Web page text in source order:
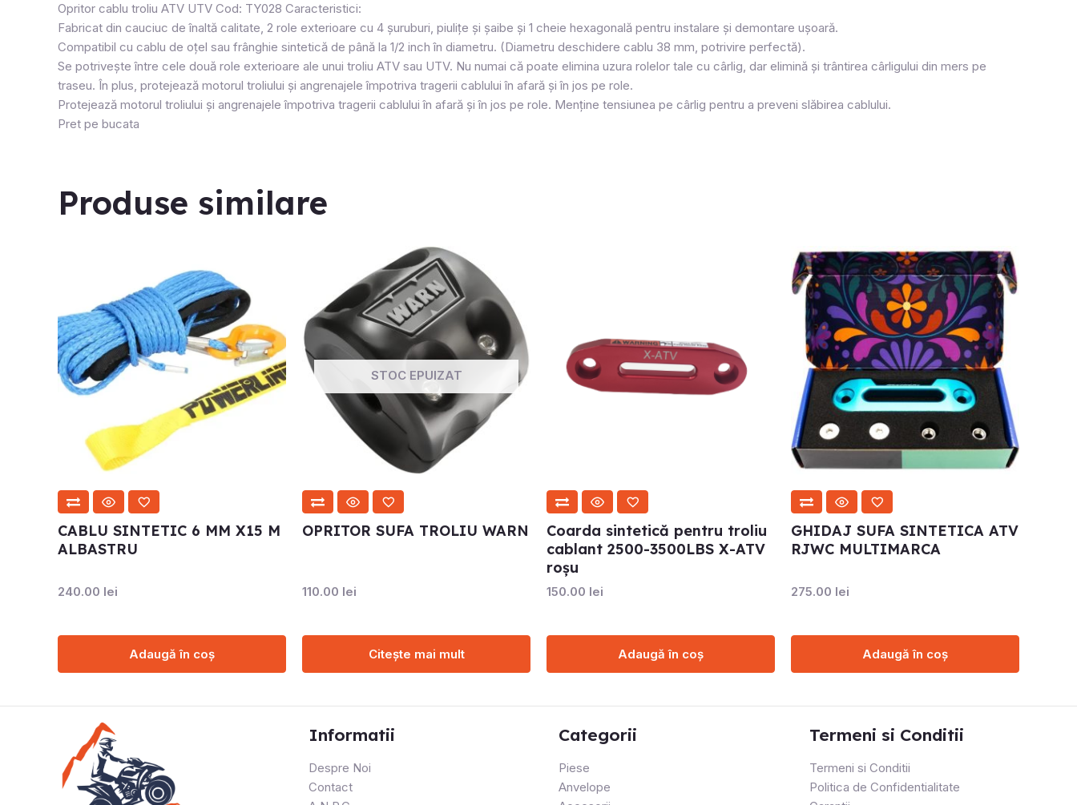
Opritor cablu troliu ATV UTV Cod: TY028 Caracteristici:
Fabricat din cauciuc de înaltă calitate, 2 role exterioare cu 4 șuruburi, piulițe și șaibe și 1 cheie hexagonală pentru instalare și demontare ușoară.
Compatibil cu cablu de oțel sau frânghie sintetică de până la 1/2 inch în diametru. (Diametru deschidere cablu 38 mm, potrivire perfectă).
Se potrivește între cele două role exterioare ale unui troliu ATV sau UTV. Nu numai că poate elimina uzura rolelor tale cu cârlig, dar elimină și trântirea cârligului din mers pe
traseu. În plus, protejează motorul troliului și angrenajele împotriva tragerii cablului în afară și în jos pe role.
Protejează motorul troliului și angrenajele împotriva tragerii cablului în afară și în jos pe role. Menține tensiunea pe cârlig pentru a preveni slăbirea cablului.
Pret pe bucata
Produse similare
CABLU SINTETIC 6 MM X15 M
ALBASTRU
240.00 lei
Adaugă în coș
STOC EPUIZAT
OPRITOR SUFA TROLIU WARN
110.00 lei
Citește mai mult
Coarda sintetică pentru troliu
cablant 2500-3500LBS X-ATV
roșu
150.00 lei
Adaugă în coș
GHIDAJ SUFA SINTETICA ATV
RJWC MULTIMARCA
275.00 lei
Adaugă în coș
Informatii
Despre Noi
Contact
Categorii
Piese
Anvelope
Termeni si Conditii
Termeni si Conditii
Politica de Confidentialitate